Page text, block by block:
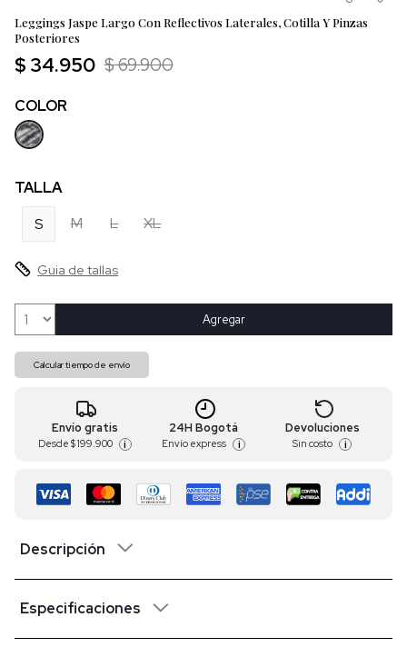
Leggings Jaspe Largo Con Reflectivos Laterales, Cotilla Y Pinzas
Posteriores
$ 34.950 $ 69.900
COLOR
TALLA
S
M L XL
Guia de tallas
Agregar
Calcular tiempo de envío
Envío gratis
Desde $ 199.900 i
24H Bogotá
Envío express i
Devoluciones
Sin costo i
Descripción
Especificaciones